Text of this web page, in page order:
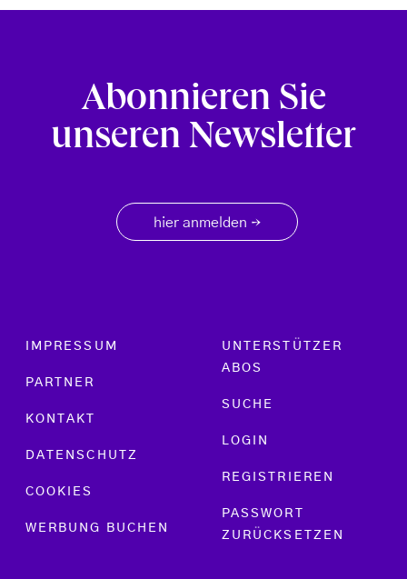
Abonnieren Sie
unseren Newsletter
hier anmelden →
Footer menu
IMPRESSUM
PARTNER
KONTAKT
DATENSCHUTZ
COOKIES
WERBUNG BUCHEN
UNTERSTÜTZER
ABOS
SUCHE
LOGIN
REGISTRIEREN
PASSWORT
ZURÜCKSETZEN